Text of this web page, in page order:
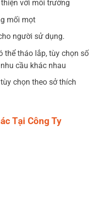
với môi trường
mối mọt
người sử dụng.
thể tháo lắp, tùy chọn số
cầu khác nhau
chọn theo sở thích
Tại Công Ty